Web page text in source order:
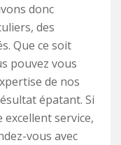
donc
des
Que ce soit
pouvez vous
de nos
épatant. Si
service,
vous avec